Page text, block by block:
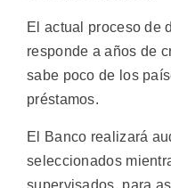
El actual proceso de
responde a años de
sabe poco de los
préstamos.
El Banco realizará
seleccionados
supervisados, para